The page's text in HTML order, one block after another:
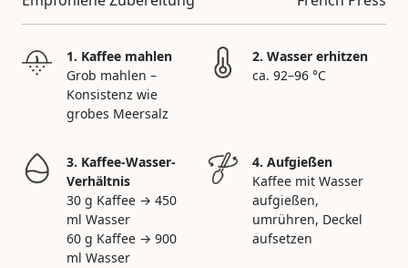
1. Kaffee mahlen
Grob mahlen –
Konsistenz wie
grobes Meersalz
2. Wasser erhitzen
ca. 92–96 °C
3. Kaffee-Wasser-
Verhältnis
30 g Kaffee → 450
ml Wasser
60 g Kaffee → 900
ml Wasser
4. Aufgießen
Kaffee mit Wasser
aufgießen,
umrühren, Deckel
aufsetzen